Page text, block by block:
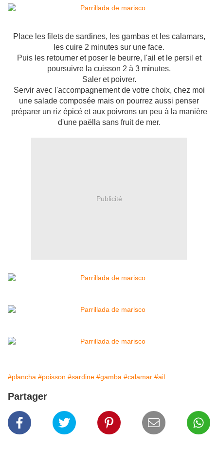
Place les filets de sardines, les gambas et les calamars,
les cuire 2 minutes sur une face.
Puis les retourner et poser le beurre, l'ail et le persil et
poursuivre la cuisson 2 à 3 minutes.
Saler et poivrer.
Servir avec l'accompagnement de votre choix, chez moi
une salade composée mais on pourrez aussi penser
préparer un riz épicé et aux poivrons un peu à la manière
d'une paëlla sans fruit de mer.
Publicité
#plancha #poisson #sardine #gamba #calamar #ail
Partager